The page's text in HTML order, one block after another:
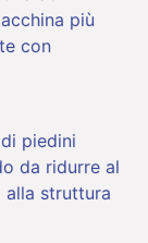
più
con
piedini
da ridurre al
alla struttura